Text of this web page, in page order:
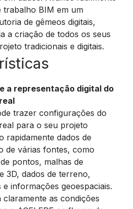
trabalho BIM em um
de gêmeos digitais,
a criação de todos os seus
tradicionais e digitais.
a representação digital do
trazer configurações do
para o seu projeto
rapidamente dados de
de várias fontes, como
pontos, malhas de
3D, dados de terreno,
e informações geoespaciais.
claramente as condições